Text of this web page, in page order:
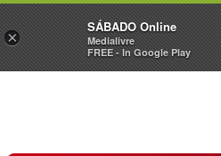
Sábado
×
SÁBADO Online
Medialivre
FREE - In Google Play